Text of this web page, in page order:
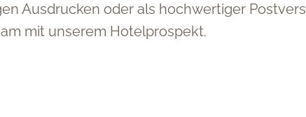
Ausdrucken oder als hochwertiger
mit unserem Hotelprospekt.